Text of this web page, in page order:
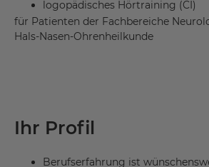
logopädisches Hörtraining (CI)
für Patienten der Fachbereiche
Hals-Nasen-Ohrenheilkunde
Ihr Profil
Berufserfahrung ist